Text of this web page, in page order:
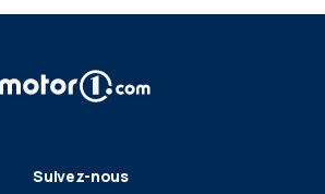
Suivez-nous